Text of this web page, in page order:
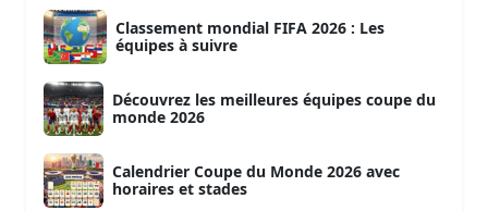
Classement mondial FIFA 2026 : Les
équipes à suivre
Découvrez les meilleures équipes coupe du
monde 2026
Calendrier Coupe du Monde 2026 avec
horaires et stades